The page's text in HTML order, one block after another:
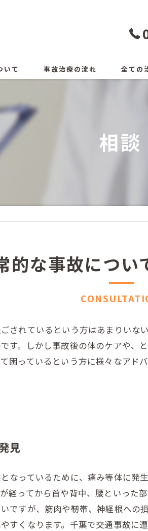
いて 事故治療の流れ 全ての
相談
的な事故につい
されているという方はあまりい
す。しかし事故後の体のケアや
困っているという方に様々なアド
見
なっているために、痛み等体に発
経ってから首や背中、腰といった
ですが、筋肉や靭帯、神経根への
すくなります。千葉で交通事故に